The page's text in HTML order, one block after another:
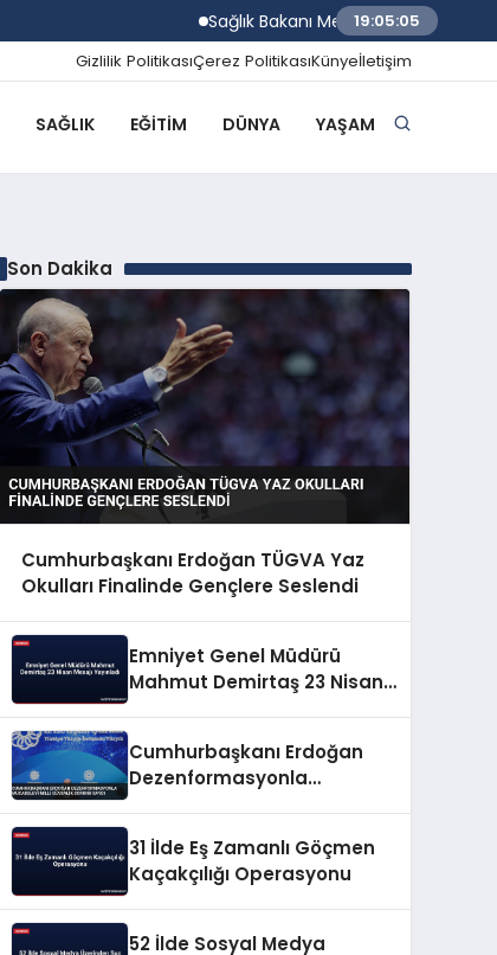
Sağlık Bakanı Memişoğlu Trabzon
19:05:06
Gizlilik PolitikasıÇerez PolitikasıKünyeİletişim
SAĞLIK EĞITIM DÜNYA YAŞAM
Son Dakika
Cumhurbaşkanı Erdoğan TÜGVA Yaz
Okulları Finalinde Gençlere Seslendi
Emniyet Genel Müdürü
Mahmut Demirtaş 23 Nisan
Cumhurbaşkanı Erdoğan
Dezenformasyonla
31 İlde Eş Zamanlı Göçmen
Kaçakçılığı Operasyonu
52 İlde Sosyal Medya